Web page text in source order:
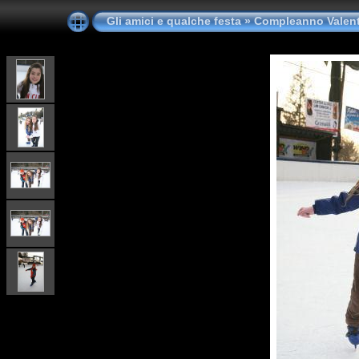
Gli amici e qualche festa»Compleanno